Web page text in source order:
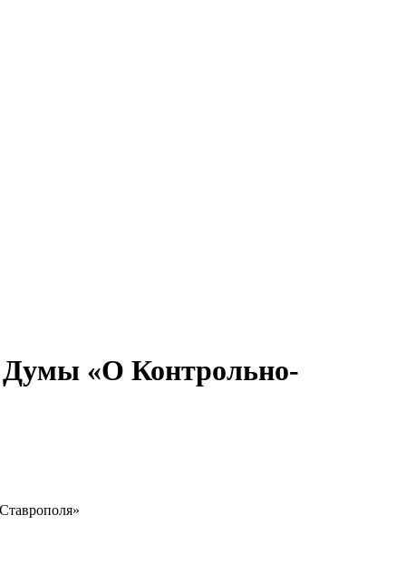
Думы «О Контрольно-